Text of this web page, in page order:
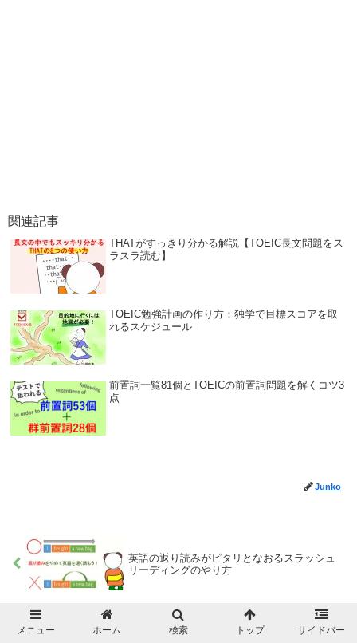
関連記事
THATがすっきり分かる解説【TOEIC長文問題をス
ラスラ読む】
TOEIC勉強計画の作り方：独学で目標スコアを取
れるスケジュール
前置詞一覧81個とTOEICの前置詞問題を解くコツ3
点
Junko
英語の返り読みがピタリとなおるスラッシュ
リーディングのやり方
TOEICで転職が有利になる仕事はこれだ。ス
メニュー ホーム 検索 トップ サイドバー